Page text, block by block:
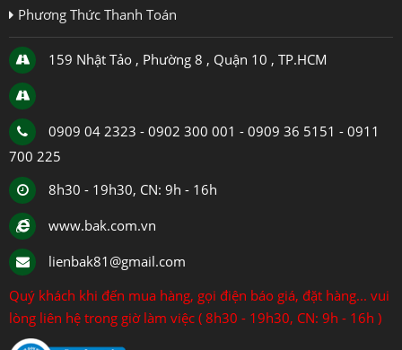
Phương Thức Thanh Toán
159 Nhật Tảo , Phường 8 , Quận 10 , TP.HCM
0909 04 2323 - 0902 300 001 - 0909 36 5151 - 0911
700 225
8h30 - 19h30, CN: 9h - 16h
www.bak.com.vn
lienbak81@gmail.com
Quý khách khi đến mua hàng, gọi điện báo giá, đặt hàng... vui
lòng liên hệ trong giờ làm việc ( 8h30 - 19h30, CN: 9h - 16h )